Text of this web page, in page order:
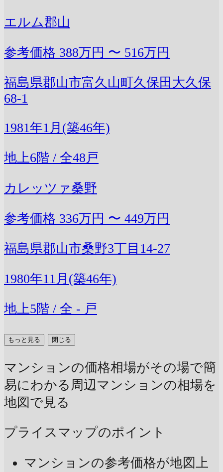
エルム郡山
参考価格 388万円 〜 516万円
福島県郡山市富久山町久保田大久保
68-1
1981年1月(築46年)
地上6階 / 全48戸
カレッツァ桑野
参考価格 336万円 〜 449万円
福島県郡山市桑野3丁目14-27
1980年11月(築46年)
地上5階 / 全 - 戸
もっと見る 閉じる
マンションの価格相場がその場で簡
易にわかる 周辺マンションの相場を
地図で見る
プライスマップのポイント
マンションの参考価格が地図上